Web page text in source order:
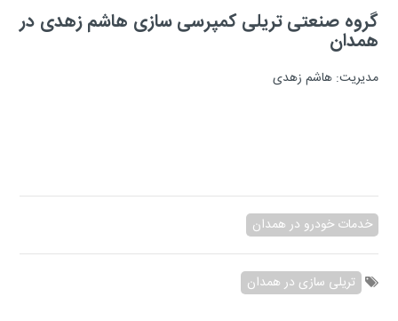
گروه صنعتی تریلی کمپرسی سازی هاشم زهدی در
همدان
مدیریت: هاشم زهدی
خدمات خودرو در همدان
تریلی سازی در همدان